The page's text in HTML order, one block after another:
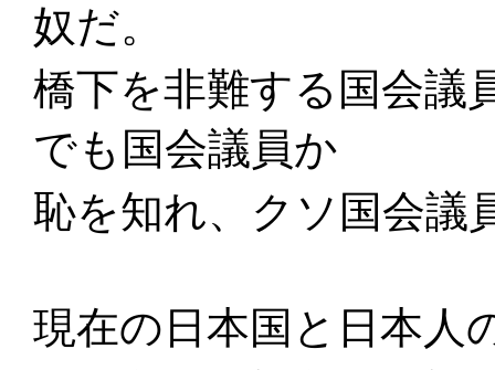
奴だ。
橋下を非難する国会議
でも国会議員か
恥を知れ、クソ国会議
現在の日本国と日本人